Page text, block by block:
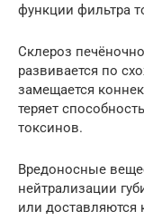
функции фильтра
Склероз
развивается по
замещается
теряет
токсинов.
Вредоносные
нейтрализации
или доставляются